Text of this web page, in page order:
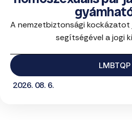
A nemzetbiztonsági kockázatot
segítségével a jogi
LMBTQP
2026. 08. 6.